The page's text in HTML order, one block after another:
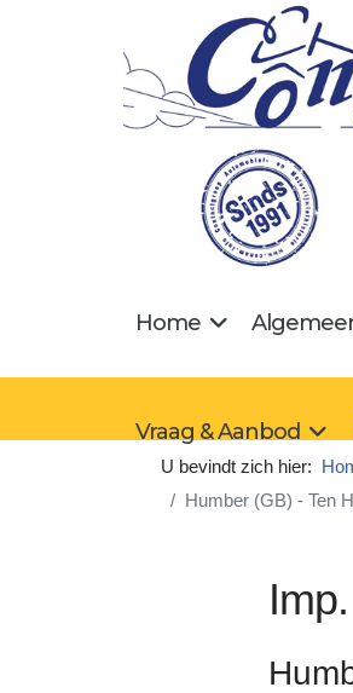
Home
Vraag & Aanbod
U bevindt zich hier:
Humber (GB) - Ten